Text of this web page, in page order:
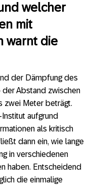
welcher
mit
warnt die
der Dämpfung des
Abstand zwischen
zwei Meter beträgt.
aufgrund
als kritisch
dann ein, wie lange
in verschiedenen
haben. Entscheidend
die einmalige